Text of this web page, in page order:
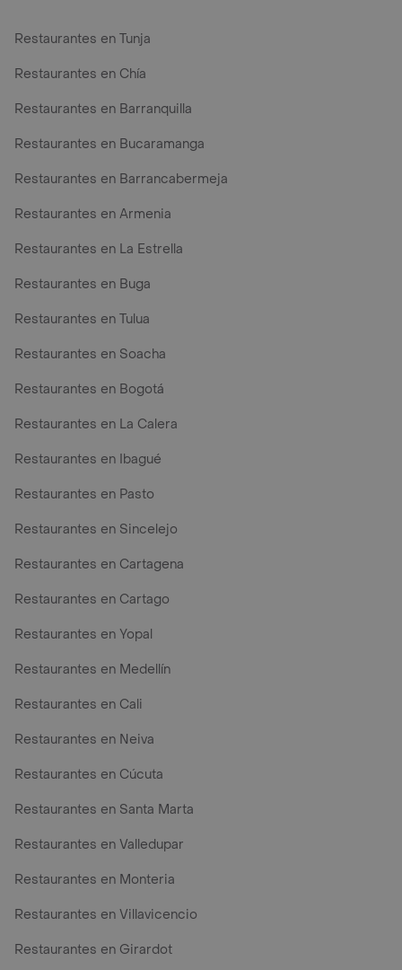
Restaurantes en Tunja
Restaurantes en Chía
Restaurantes en Barranquilla
Restaurantes en Bucaramanga
Restaurantes en Barrancabermeja
Restaurantes en Armenia
Restaurantes en La Estrella
Restaurantes en Buga
Restaurantes en Tulua
Restaurantes en Soacha
Restaurantes en Bogotá
Restaurantes en La Calera
Restaurantes en Ibagué
Restaurantes en Pasto
Restaurantes en Sincelejo
Restaurantes en Cartagena
Restaurantes en Cartago
Restaurantes en Yopal
Restaurantes en Medellín
Restaurantes en Cali
Restaurantes en Neiva
Restaurantes en Cúcuta
Restaurantes en Santa Marta
Restaurantes en Valledupar
Restaurantes en Monteria
Restaurantes en Villavicencio
Restaurantes en Girardot